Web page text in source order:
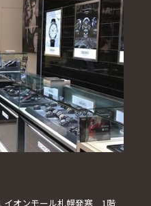
イオンモール札幌発寒 1階